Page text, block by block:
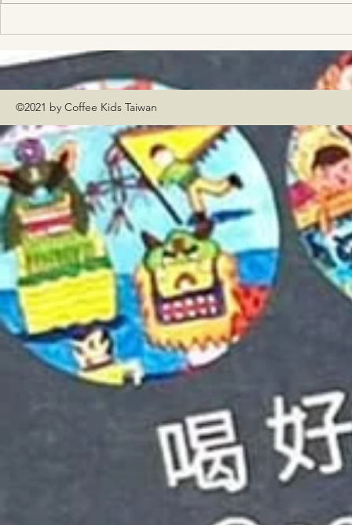
©2021 by Coffee Kids Taiwan